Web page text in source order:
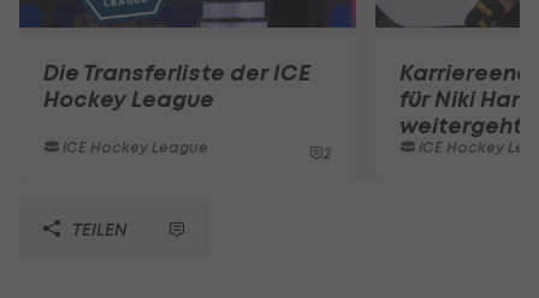
Die Transferliste der ICE
Hockey League
ICE Hockey League 2
für Niki Hartl
weitergeht
ICE Hockey
TEILEN